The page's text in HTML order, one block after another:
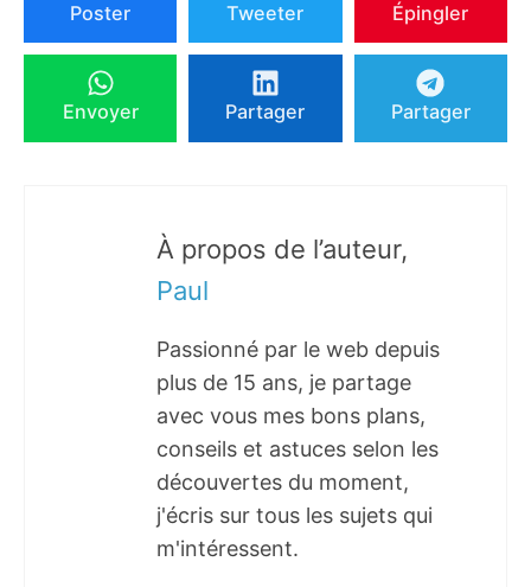
Poster Tweeter Épingler
Envoyer Partager Partager
À propos de l’auteur,
Paul
Passionné par le web depuis
plus de 15 ans, je partage
avec vous mes bons plans,
conseils et astuces selon les
découvertes du moment,
j'écris sur tous les sujets qui
m'intéressent.